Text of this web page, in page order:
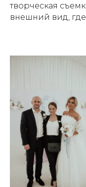
творческая
внешний вид,